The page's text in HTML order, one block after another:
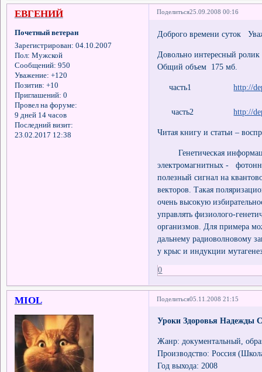
Поделиться25.09.2008 00:16
ЕВГЕНИЙ
Почетный ветеран
Зарегистрирован: 04.10.2007
Пол: Мужской
Сообщений: 950
Уважение: +120
Позитив: +10
Приглашений: 0
Провел на форуме:
9 дней 14 часов
Последний визит:
23.02.2017 12:38
Доброго времени суток
Довольно интересный
Общий объем 175 мб.
часть1http://
часть2http://
Читая книгу и статьи –
Генетическая
электромагнитных -
полезный сигнал на
векторов. Такая
очень высокую
управлять физиолого-
организмов. Для примера
дальнему радиоволновому
у крыс и индукции
0
Поделиться05.11.2008 21:15
MIOL
Уроки Здоровья Надежды
Жанр: документальный,
Производство: Россия
Год выхода: 2008